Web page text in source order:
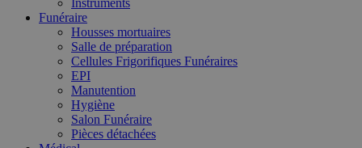
Instruments
Funéraire
Housses mortuaires
Salle de préparation
Cellules Frigorifiques Funéraires
EPI
Manutention
Hygiène
Salon Funéraire
Pièces détachées